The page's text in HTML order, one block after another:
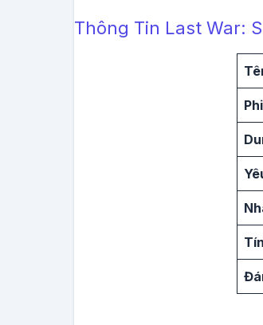
Thông Tin Last War: